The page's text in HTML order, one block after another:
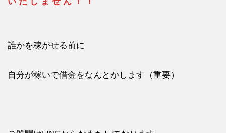
誰かを稼がせる前に
自分が稼いで借金をなんとかします（重要）